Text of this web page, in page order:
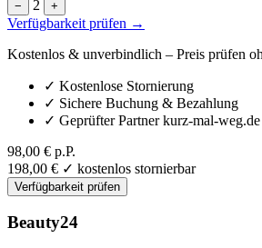
− 2 +
Verfügbarkeit prüfen →
Kostenlos & unverbindlich – Preis prüfen
✓ Kostenlose Stornierung
✓ Sichere Buchung & Bezahlung
✓ Geprüfter Partner kurz-mal-weg.de
98,00 € p.P.
198,00 € ✓ kostenlos stornierbar
Verfügbarkeit prüfen
Beauty24